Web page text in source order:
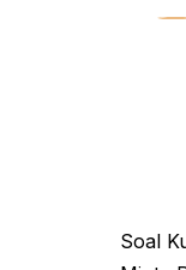
Soal